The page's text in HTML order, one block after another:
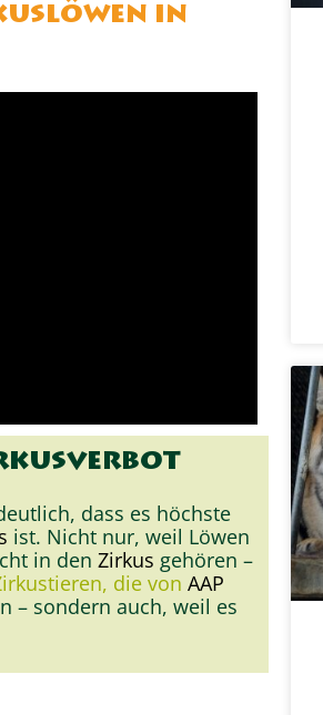
in
dass es höchste
ist. Nicht nur, weil Löwen
in den Zirkus gehören –
die von AAP
– sondern auch, weil es